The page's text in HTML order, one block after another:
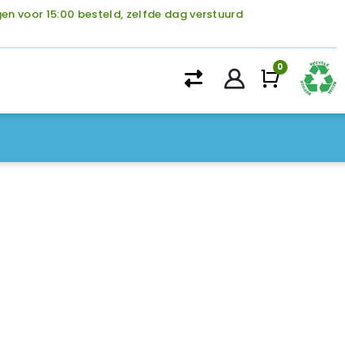
voor 15:00 besteld, zelfde dag verstuurd
0